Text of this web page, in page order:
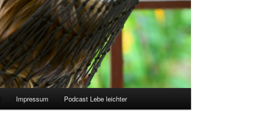
Impressum Podcast Lebe leichter